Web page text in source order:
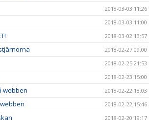
2018-03-03 11:26
2018-03-03 11:00
2018-03-02 13:57
2018-02-27 09:00
2018-02-25 21:53
2018-02-23 15:00
webben 2018-02-22 18:03
webben 2018-02-22 15:46
2018-02-20 19:17